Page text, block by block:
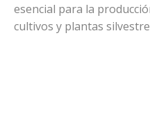
esencial para la
cultivos y plantas